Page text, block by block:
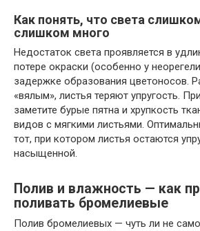
Как понять, что света
слишком много
Недостаток света проявляется в
потере окраски (особенно у
задержке образования цветоносов.
«вялым», листья теряют упругость.
заметите бурые пятна и хрупкость
видов с мягкими листьями.
тот, при котором листья остаются
насыщенной.
Полив и влажность — как
поливать бромелиевые
Полив бромелиевых — чуть ли не